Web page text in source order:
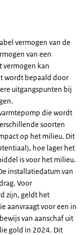
vermogen van de
van een
vermogen kan
wordt bepaald door
uitgangspunten bij
die wordt
soorten
op het milieu. Dit
hoe lager het
is voor het milieu.
installatiedatum van
Voor
zijn, geldt het
aanvraagt voor een in
van aanschaf uit
gold in 2024. Dit